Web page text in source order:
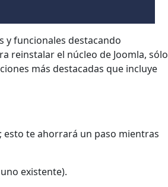
y funcionales destacando
reinstalar el núcleo de Joomla, sólo
más destacadas que incluye
esto te ahorrará un paso mientras
existente).